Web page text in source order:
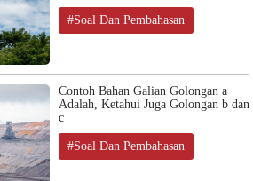
#Soal Dan Pembahasan
Contoh Bahan Galian Golongan a
Adalah, Ketahui Juga Golongan b dan
c
#Soal Dan Pembahasan